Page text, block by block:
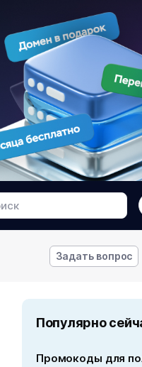
Задать вопрос
Популярно
Промокоды для